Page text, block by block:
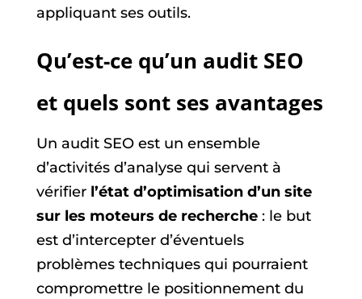
appliquant ses outils.
Qu’est-ce qu’un audit SEO
et quels sont ses avantages
Un audit SEO est un ensemble
d’activités d’analyse qui servent à
vérifier l’état d’optimisation d’un site
sur les moteurs de recherche: le but
est d’intercepter d’éventuels
problèmes techniques qui pourraient
compromettre le positionnement du